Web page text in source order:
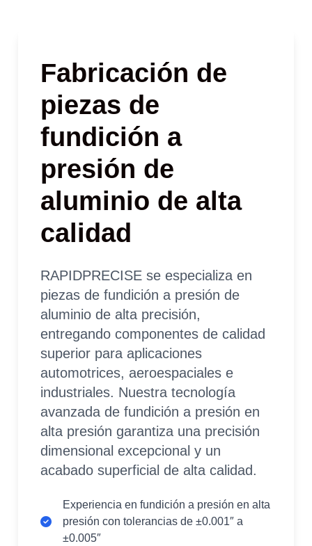
Fabricación de
piezas de
fundición a
presión de
aluminio de alta
calidad
RAPIDPRECISE se especializa en
piezas de fundición a presión de
aluminio de alta precisión,
entregando componentes de calidad
superior para aplicaciones
automotrices, aeroespaciales e
industriales. Nuestra tecnología
avanzada de fundición a presión en
alta presión garantiza una precisión
dimensional excepcional y un
acabado superficial de alta calidad.
Experiencia en fundición a presión en alta
presión con tolerancias de ±0.001″ a
±0.005″